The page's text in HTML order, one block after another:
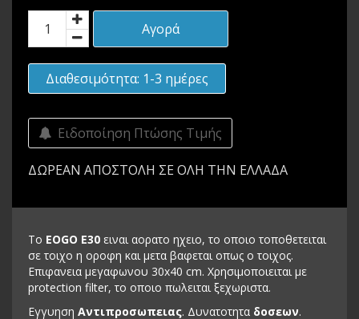
Αγορά
Διαθεσιμότητα: 1-3 ημέρες
Ειδοποίηση Πτώσης Τιμής
ΔΩΡΕΑΝ ΑΠΟΣΤΟΛΗ ΣΕ ΟΛΗ ΤΗΝ ΕΛΛΑΔΑ
Το EOGO E30 ειναι αορατο ηχειο, το οποιο τοποθετειται
σε τοιχο η οροφη και μετα βαφεται οπως ο τοιχος.
Επιφανεια μεγαφωνου 30x40 cm. Χρησιμοποιειται με
protection filter, το οποιο πωλειται ξεχωριστα.
Εγγυηση Αντιπροσωπειας. Δυνατοτητα δοσεων.